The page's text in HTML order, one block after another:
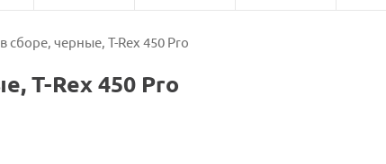
черные, T-Rex 450 Pro
T-Rex 450 Pro